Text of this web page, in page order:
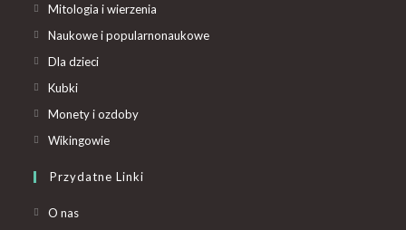
Mitologia i wierzenia
Naukowe i popularnonaukowe
Dla dzieci
Kubki
Monety i ozdoby
Wikingowie
Przydatne Linki
O nas